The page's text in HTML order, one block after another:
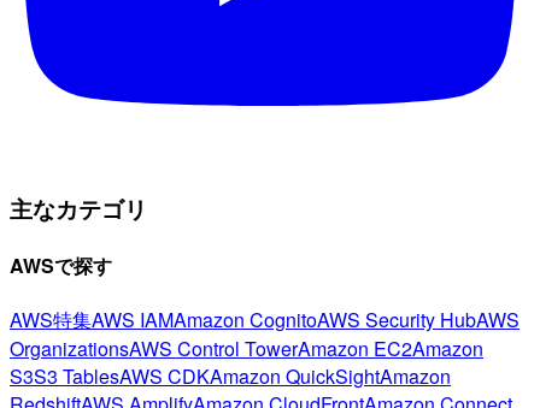
主なカテゴリ
AWSで探す
AWS特集AWS IAMAmazon CognitoAWS Security HubAWS
OrganizationsAWS Control TowerAmazon EC2Amazon
S3S3 TablesAWS CDKAmazon QuickSightAmazon